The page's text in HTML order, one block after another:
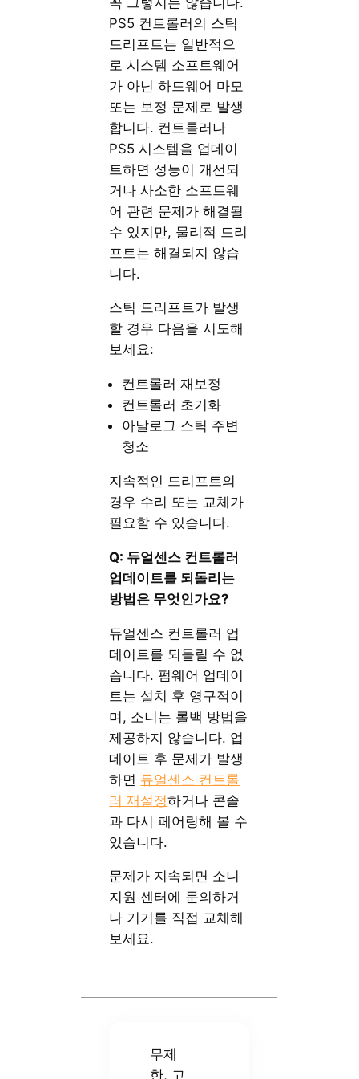
PS5 컨트롤러의 스틱
드리프트는 일반적으
로 시스템 소프트웨어
가 아닌 하드웨어 마모
또는 보정 문제로 발생
합니다. 컨트롤러나
PS5 시스템을 업데이
트하면 성능이 개선되
거나 사소한 소프트웨
어 관련 문제가 해결될
수 있지만, 물리적 드리
프트는 해결되지 않습
니다.
스틱 드리프트가 발생
할 경우 다음을 시도해
보세요:
컨트롤러 재보정
컨트롤러 초기화
아날로그 스틱 주변
청소
지속적인 드리프트의
경우 수리 또는 교체가
필요할 수 있습니다.
Q: 듀얼센스 컨트롤러
업데이트를 되돌리는
방법은 무엇인가요?
듀얼센스 컨트롤러 업
데이트를 되돌릴 수 없
습니다. 펌웨어 업데이
트는 설치 후 영구적이
며, 소니는 롤백 방법을
제공하지 않습니다. 업
데이트 후 문제가 발생
하면 듀얼센스 컨트롤
러 재설정하거나 콘솔
과 다시 페어링해 볼 수
있습니다.
문제가 지속되면 소니
지원 센터에 문의하거
나 기기를 직접 교체해
보세요.
무제
한, 고